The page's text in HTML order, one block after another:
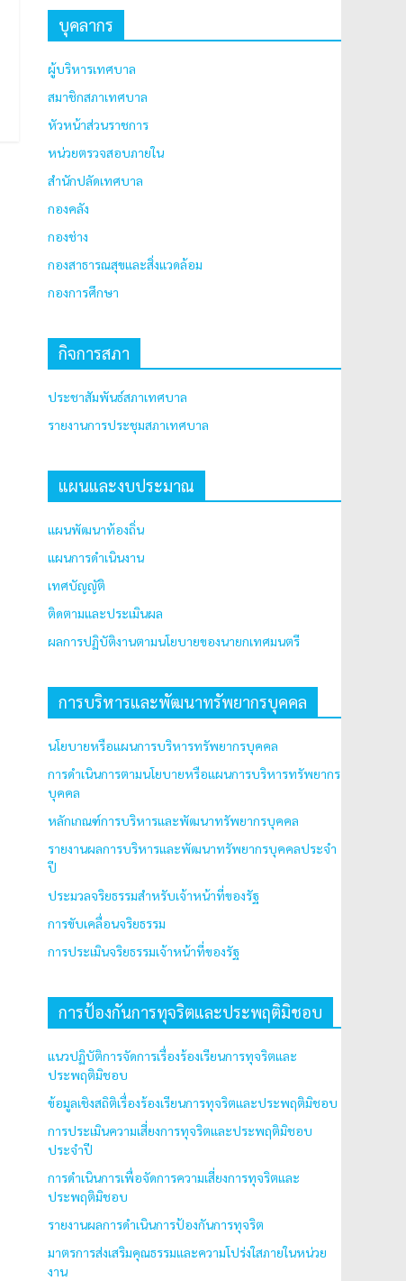
บุคลากร
ผู้บริหารเทศบาล
สมาชิกสภาเทศบาล
หัวหน้าส่วนราชการ
หน่วยตรวจสอบภายใน
สำนักปลัดเทศบาล
กองคลัง
กองช่าง
กองสาธารณสุขและสิ่งแวดล้อม
กองการศึกษา
กิจการสภา
ประชาสัมพันธ์สภาเทศบาล
รายงานการประชุมสภาเทศบาล
แผนและงบประมาณ
แผนพัฒนาท้องถิ่น
แผนการดำเนินงาน
เทศบัญญัติ
ติดตามและประเมินผล
ผลการปฏิบัติงานตามนโยบายของนายกเทศมนตรี
การบริหารและพัฒนาทรัพยากรบุคคล
นโยบายหรือแผนการบริหารทรัพยากรบุคคล
การดำเนินการตามนโยบายหรือแผนการบริหารทรัพยากร
บุคคล
หลักเกณฑ์การบริหารและพัฒนาทรัพยากรบุคคล
รายงานผลการบริหารและพัฒนาทรัพยากรบุคคลประจำ
ปี
ประมวลจริยธรรมสำหรับเจ้าหน้าที่ของรัฐ
การขับเคลื่อนจริยธรรม
การประเมินจริยธรรมเจ้าหน้าที่ของรัฐ
การป้องกันการทุจริตและประพฤติมิชอบ
แนวปฏิบัติการจัดการเรื่องร้องเรียนการทุจริตและ
ประพฤติมิชอบ
ข้อมูลเชิงสถิติเรื่องร้องเรียนการทุจริตและประพฤติมิชอบ
การประเมินความเสี่ยงการทุจริตและประพฤติมิชอบ
ประจำปี
การดำเนินการเพื่อจัดการความเสี่ยงการทุจริตและ
ประพฤติมิชอบ
รายงานผลการดำเนินการป้องกันการทุจริต
มาตรการส่งเสริมคุณธรรมและความโปร่งใสภายในหน่วย
งาน